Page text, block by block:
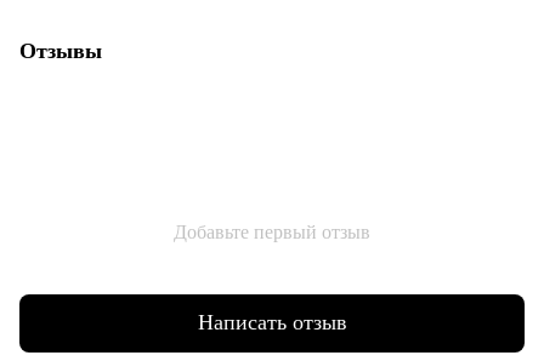
Отзывы
Добавьте первый отзыв
Написать отзыв